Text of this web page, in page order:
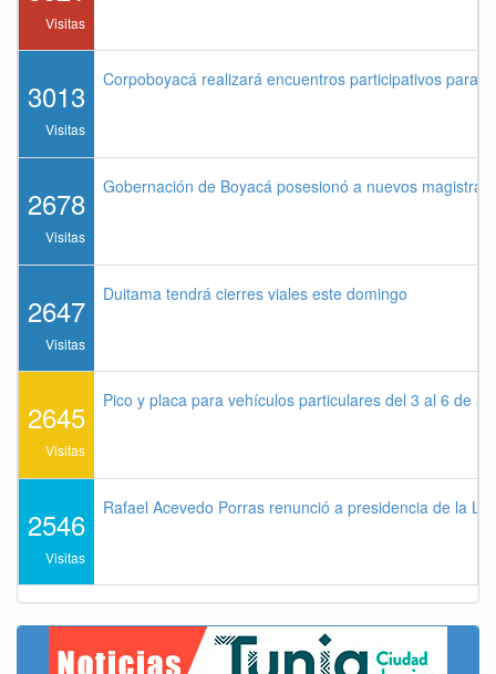
Visitas
3013
Visitas
Corpoboyacá realizará encuentros participativos para
2678
Visitas
Gobernación de Boyacá posesionó a nuevos
2647
Visitas
Duitama tendrá cierres viales este domingo
2645
Visitas
Pico y placa para vehículos particulares del 3 al 6 de
2546
Visitas
Rafael Acevedo Porras renunció a presidencia de la